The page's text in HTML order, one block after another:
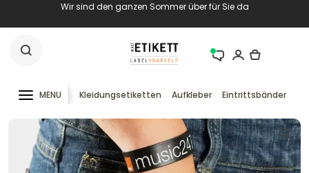
Wir sind den ganzen Sommer über für Sie da
MENU Kleidungsetiketten Aufkleber Eintrittsbänder